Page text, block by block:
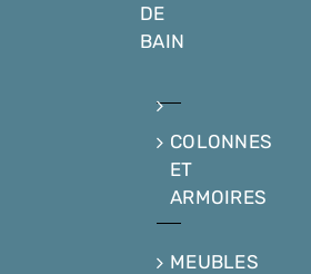
DE
BAIN
COLONNES
ET
ARMOIRES
MEUBLES